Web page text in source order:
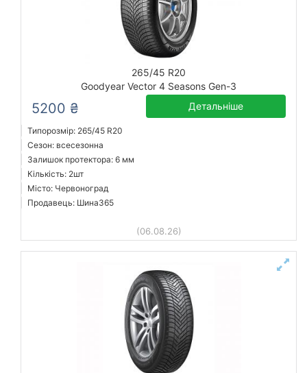
265/45 R20
Goodyear Vector 4 Seasons Gen-3
5200 ₴ Детальніше
Типорозмір: 265/45 R20
Сезон: всесезонна
Залишок протектора: 6 мм
Кількість: 2шт
Місто: Червоноград
Продавець: Шина365
(06.08.26)